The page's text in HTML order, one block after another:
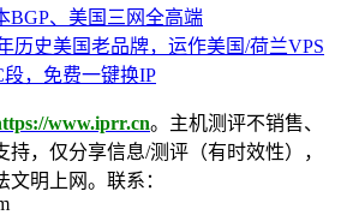
BGP、美国三网全高端
历史美国老品牌，运作美国/荷兰VPS
，免费一键换IP
www.iprr.cn。主机测评不销售、
，仅分享信息/测评（有时效性），
明上网。联系：